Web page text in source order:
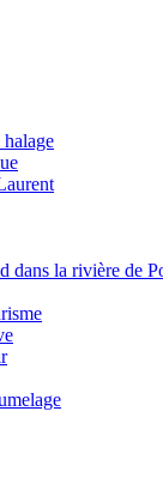
dans la rivière de